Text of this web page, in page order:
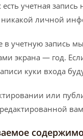
есть учетная
личной
в учетную запись
экрана — год.
куки входа
или